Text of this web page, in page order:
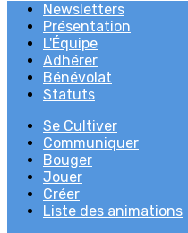
Newsletters
Présentation
L'Équipe
Adhérer
Bénévolat
Statuts
Se Cultiver
Communiquer
Bouger
Jouer
Créer
Liste des animations